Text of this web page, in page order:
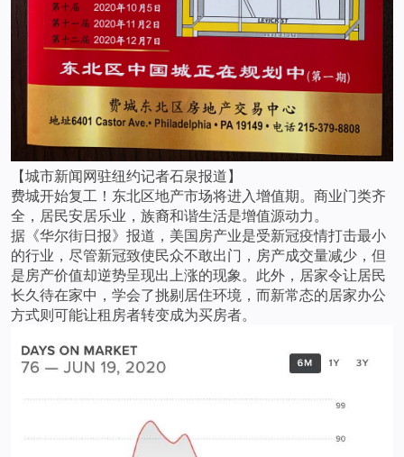
【城市新闻网驻纽约记者石泉报道】
费城开始复工！东北区地产市场将进入增值期。商业门类齐
全，居民安居乐业，族裔和谐生活是增值源动力。
据《华尔街日报》报道，美国房产业是受新冠疫情打击最小
的行业，尽管新冠致使民众不敢出门，房产成交量减少，但
是房产价值却逆势呈现出上涨的现象。此外，居家令让居民
长久待在家中，学会了挑剔居住环境，而新常态的居家办公
方式则可能让租房者转变成为买房者。